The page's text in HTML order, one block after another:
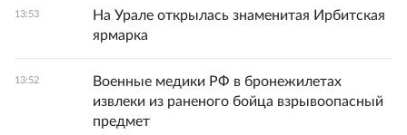
13:53
На Урале открылась знаменитая Ирбитская
ярмарка
13:52
Военные медики РФ в бронежилетах
извлеки из раненого бойца взрывоопасный
предмет